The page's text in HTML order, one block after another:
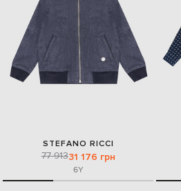
STEFANO RICCI
77 91331 176 грн
6Y